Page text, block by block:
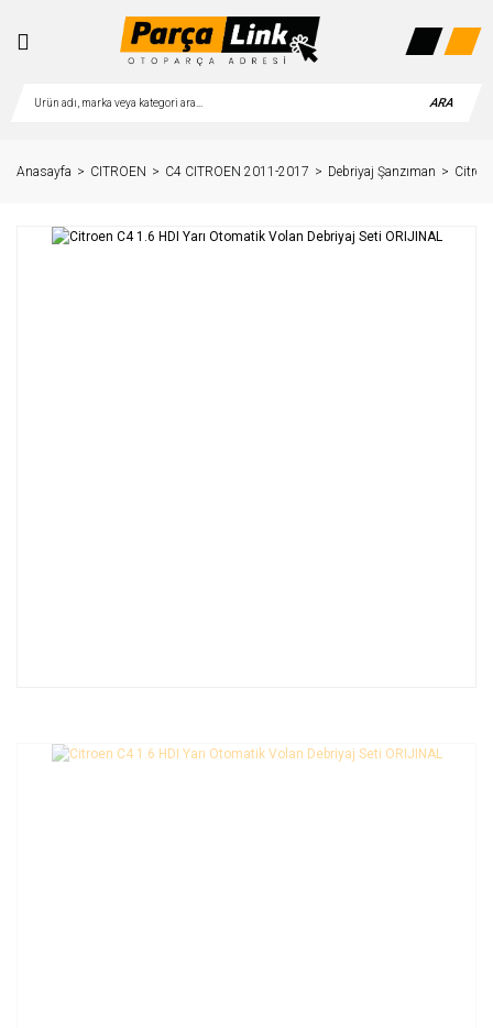
ARA
Anasayfa CITROEN C4 CITROEN 2011-2017 Debriyaj Şanzıman